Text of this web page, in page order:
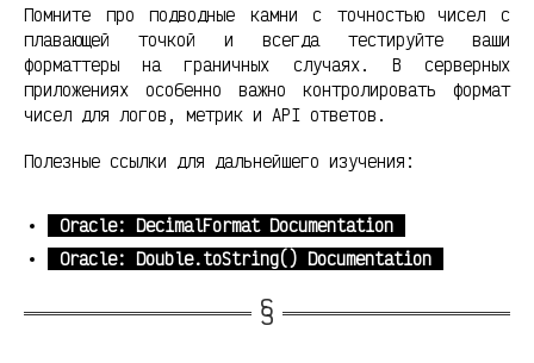
Помните про подводные камни с точностью чисел с
плавающей точкой и всегда тестируйте ваши
форматтеры на граничных случаях. В серверных
приложениях особенно важно контролировать формат
чисел для логов, метрик и API ответов.
Полезные ссылки для дальнейшего изучения:
Oracle: DecimalFormat Documentation
Oracle: Double.toString() Documentation